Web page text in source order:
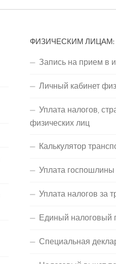
ФИЗИЧЕСКИМ ЛИЦАМ:
Запись на прием в
Личный кабинет
Уплата налогов,
физических лиц
Калькулятор
Уплата госпошлины
Уплата налогов за
Единый налоговый
Специальная